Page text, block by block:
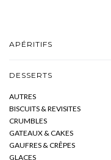
APÉRITIFS
DESSERTS
AUTRES
BISCUITS & REVISITES
CRUMBLES
GATEAUX & CAKES
GAUFRES & CRÊPES
GLACES